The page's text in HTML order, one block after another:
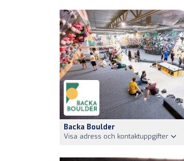
Backa Boulder
Visa adress och kontaktuppgifter